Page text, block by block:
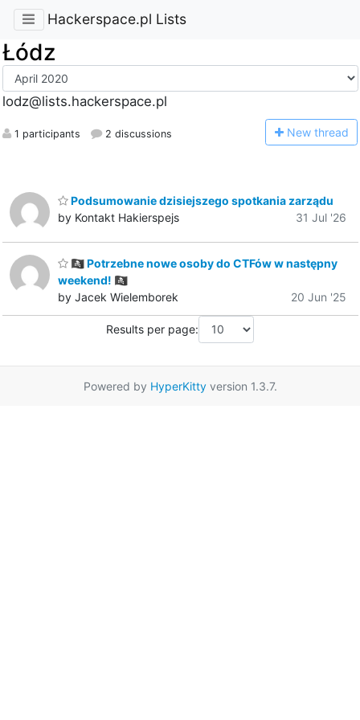
Hackerspace.pl Lists
Łódz
lodz@lists.hackerspace.pl
1 participants 2 discussions New thread
Podsumowanie dzisiejszego spotkania zarządu
by Kontakt Hakierspejs
31 Jul '26
🏴‍☠️ Potrzebne nowe osoby do CTFów w następny
weekend! 🏴‍☠️
by Jacek Wielemborek
20 Jun '25
Results per page:
Powered by HyperKittyversion 1.3.7.